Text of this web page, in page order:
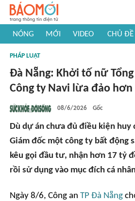
NÓNG MỚI VIDEO CHỦ ĐỀ
#Khám phá thế giới
PHÁP LUẬT
Đà Nẵng: Khởi tố nữ
Công ty Navi lừa đảo hơn
08/6/2026 Gốc
Dù dự án chưa đủ điều kiện huy
Giám đốc một công ty bất động
kêu gọi đầu tư, nhận hơn 17 tỷ
rồi sử dụng vào mục đích cá
Ngày 8/6, Công an TP Đà Nẵng